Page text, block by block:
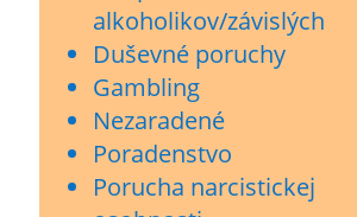
alkoholikov/závislých
Duševné poruchy
Gambling
Nezaradené
Poradenstvo
Porucha narcistickej